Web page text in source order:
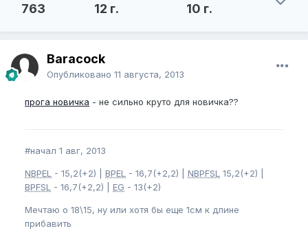
763 12 г. 10 г.
Baracock
Опубликовано 11 августа, 2013
прога новичка - не сильно круто для новичка??
#начал 1 авг, 2013
NBPEL - 15,2(+2) | BPEL - 16,7(+2,2) | NBPFSL 15,2(+2) |
BPFSL
- 16,7(+2,2) | EG - 13(+2)
Мечтаю о 18\15, ну или хотя бы еще 1см к длине
прибавить